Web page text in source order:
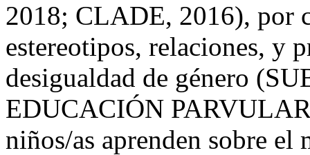
2018; CLADE, 2016), por
estereotipos, relaciones, y
desigualdad de género
EDUCACIÓN
niños/as aprenden sobre el